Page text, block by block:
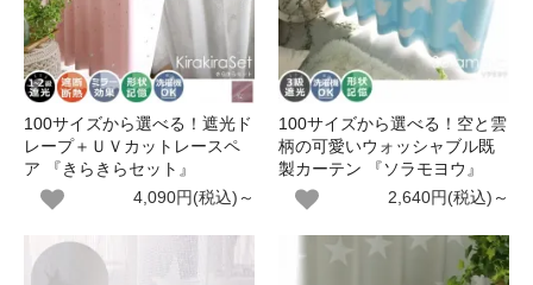
100サイズから選べる！遮光ド
レープ＋ＵＶカットレースペ
ア 『きらきらセット』
4,090円(税込)～
100サイズから選べる！空と雲
柄の可愛いウォッシャブル既
製カーテン 『ソラモヨウ』
2,640円(税込)～